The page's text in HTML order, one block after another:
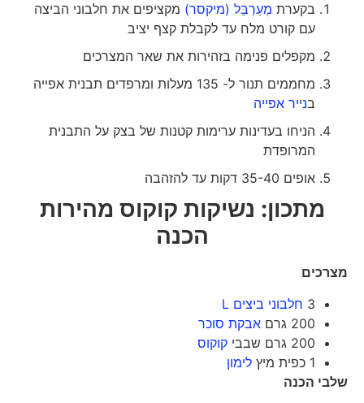
בקערתמְעַרְבֵּל (מיקסר)מקציפים את חלבוני הביצה
עם קורט מלח עד לקבלת קצף יציב
מקפלים פנימה בזהירות את שאר המצרכים
מחממים תנור ל- 135 מעלות ומרפדים תבנית אפייה
נייר אפייה
הניחו בעדינות ערימות קטנות של בצק על התבנית
המרופדת
אופים 35-40 דקות עד להזהבה
מתכון: נשיקות קוקוס מהירות
הכנה
מצרכים
3
חלבוני ביצים L
200 גרם
אבקת סוכר
200 גרם שבבי
קוקוס
1 כפית מיץ
לימון
שלבי הכנה